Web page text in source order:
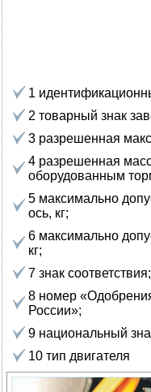
1
2 товарный знак
3 разрешенная
4 разрешенная
оборудованным
5 максимально
ось, кг;
6 максимально
кг;
7 знак соответствия;
8 номер
России»;
9 национальный
10 тип двигателя